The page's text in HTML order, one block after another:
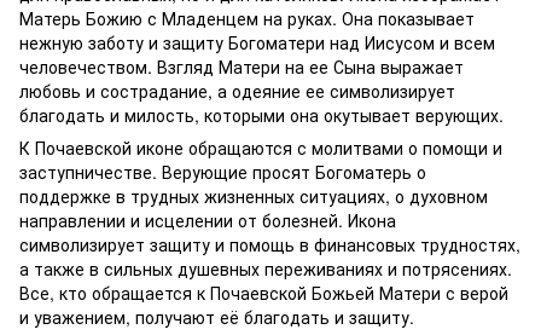
Матерь Божию с Младенцем на руках. Она показывает
нежную заботу и защиту Богоматери над Иисусом и всем
человечеством. Взгляд Матери на ее Сына выражает
любовь и сострадание, а одеяние ее символизирует
благодать и милость, которыми она окутывает верующих.
К Почаевской иконе обращаются с молитвами о помощи и
заступничестве. Верующие просят Богоматерь о
поддержке в трудных жизненных ситуациях, о духовном
направлении и исцелении от болезней. Икона
символизирует защиту и помощь в финансовых трудностях,
а также в сильных душевных переживаниях и потрясениях.
Все, кто обращается к Почаевской Божьей Матери с верой
и уважением, получают её благодать и защиту.